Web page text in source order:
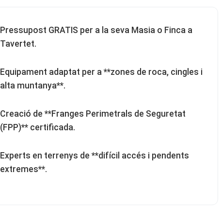
Pressupost GRATIS per a la seva Masia o Finca a
Tavertet.
Equipament adaptat per a **zones de roca, cingles i
alta muntanya**.
Creació de **Franges Perimetrals de Seguretat
(FPP)** certificada.
Experts en terrenys de **difícil accés i pendents
extremes**.